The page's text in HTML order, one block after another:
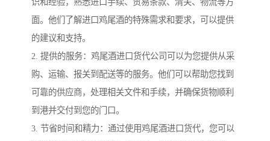
识和经验，熟悉进口手续、贸易条款、清关、物流等方
面。他们了解进口鸡尾酒的特殊需求和要求，可以提供
的建议和支持。
2. 提供的服务：鸡尾酒进口货代公司可以为您提供从采
购、运输、报关到配送等的服务。他们可以帮助您找到
可靠的供应商，处理相关文件和手续，并确保货物顺利
到港并交付到您的门口。
3. 节省时间和精力：通过使用鸡尾酒进口货代，您可以